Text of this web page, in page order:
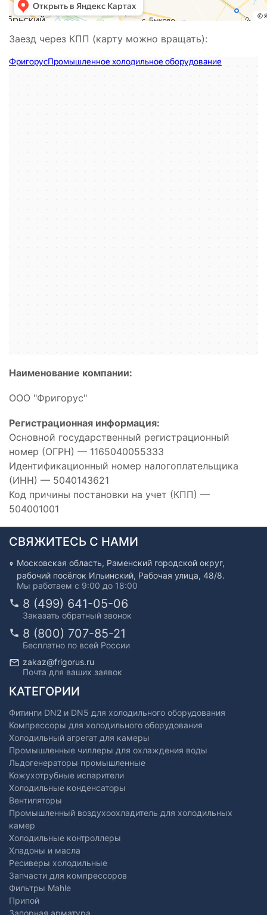
Заезд через КПП (карту можно вращать):
Фригорус
Наименование компании:
ООО "Фригорус"
Регистрационная информация:
Основной государственный регистрационный
номер (ОГРН) — 1165040055333
Идентификационный номер налогоплательщика
(ИНН) — 5040143621
Код причины постановки на учет (КПП) —
504001001
СВЯЖИТЕСЬ С НАМИ
Московская область, Раменский городской округ,
рабочий посёлок Ильинский, Рабочая улица, 48/8.
Мы работаем с 9:00 до 18:00
8 (499) 641-05-06
Заказать обратный звонок
8 (800) 707-85-21
Бесплатно по всей России
zakaz@frigorus.ru
Почта для ваших заявок
КАТЕГОРИИ
Фитинги DN2 и DN5 для холодильного оборудования
Компрессоры для холодильного оборудования
Холодильный агрегат для камеры
Промышленные чиллеры для охлаждения воды
Льдогенераторы промышленные
Кожухотрубные испарители
Холодильные конденсаторы
Вентиляторы
Промышленный воздухоохладитель для холодильных
камер
Холодильные контроллеры
Хладоны и масла
Ресиверы холодильные
Запчасти для компрессоров
Фильтры Mahle
Припой